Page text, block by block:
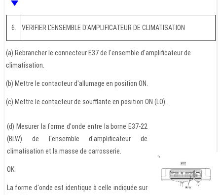
6. VERIFIER L'ENSEMBLE D'AMPLIFICATEUR DE CLIMATISATION
(a) Rebrancher le connecteur E37 de l'ensemble d'amplificateur de
climatisation.
(b) Mettre le contacteur d'allumage en position ON.
(c) Mettre le contacteur de soufflante en position ON (LO).
(d) Mesurer la forme d'onde entre la borne E37-22
(BLW) de l'ensemble d'amplificateur de
climatisation et la masse de carrosserie.
OK:
La forme d'onde est identique à celle indiquée sur